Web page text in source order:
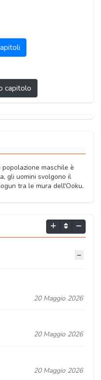
capitolo
maschile è
gli uomini svolgono il
tra le mura dell'Ooku.
20 Maggio 2026
20 Maggio 2026
20 Maggio 2026